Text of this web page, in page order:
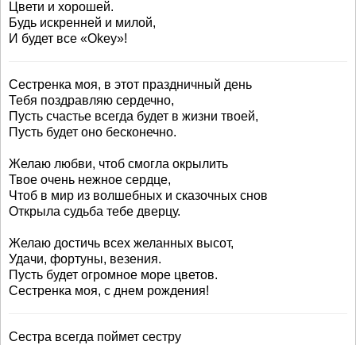
Цвети и хорошей.
Будь искренней и милой,
И будет все «Okey»!
Сестренка моя, в этот праздничный день
Тебя поздравляю сердечно,
Пусть счастье всегда будет в жизни твоей,
Пусть будет оно бесконечно.
Желаю любви, чтоб смогла окрылить
Твое очень нежное сердце,
Чтоб в мир из волшебных и сказочных снов
Открыла судьба тебе дверцу.
Желаю достичь всех желанных высот,
Удачи, фортуны, везения.
Пусть будет огромное море цветов.
Сестренка моя, с днем рождения!
Сестра всегда поймет сестру